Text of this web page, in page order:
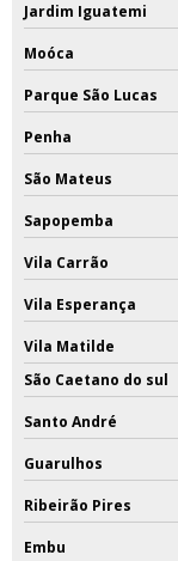
Jardim Iguatemi
Moóca
Parque São Lucas
Penha
São Mateus
Sapopemba
Vila Carrão
Vila Esperança
Vila Matilde
São Caetano do sul
Santo André
Guarulhos
Ribeirão Pires
Embu